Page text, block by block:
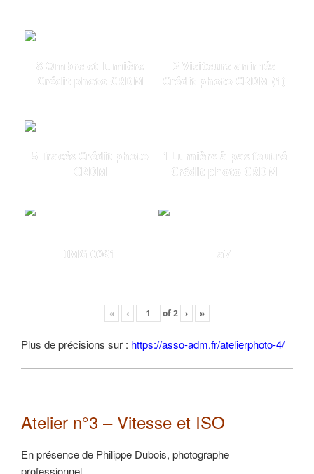
8 Ombre et lumière
Crédit photo CRDM
2 Visiteurs animés
Crédit photo CRDM (1)
5 Tracés Crédit photo
CRDM
1 Lumière à pas feutré
Crédit photo CRDM
IMG 0061 a7
« ‹ of2 › »
Plus de précisions sur : https://asso-adm.fr/atelierphoto-4/
Atelier n°3 – Vitesse et ISO
En présence de Philippe Dubois, photographe
professionnel,